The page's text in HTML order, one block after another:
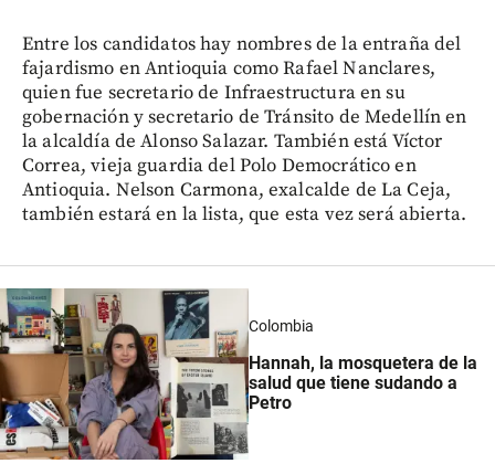
Entre los candidatos hay nombres de la entraña del
fajardismo en Antioquia como Rafael Nanclares,
quien fue secretario de Infraestructura en su
gobernación y secretario de Tránsito de Medellín en
la alcaldía de Alonso Salazar. También está Víctor
Correa, vieja guardia del Polo Democrático en
Antioquia. Nelson Carmona, exalcalde de La Ceja,
también estará en la lista, que esta vez será abierta.
Colombia
Hannah, la mosquetera de la
salud que tiene sudando a
Petro